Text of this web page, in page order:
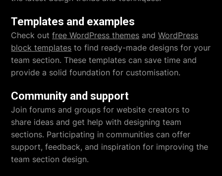
Templates and examples
Check outfree WordPress themes andWordPress
block templates to find ready-made designs for your
team section. These templates can save time and
provide a solid foundation for customisation.
Community and support
Join forums and groups for website creators to
share ideas and get help with designing team
sections. Participating in communities can offer
support, feedback, and inspiration for improving the
team section design.